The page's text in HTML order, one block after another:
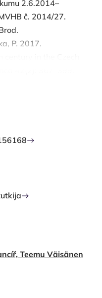
2.6.2014–
č. 2014/27.
P. 2017.
2-1
in South
& L, Rytíř (eds.)
Červený
v
1939-1945.
protektorátem:
letectva nad českými
20. století. P.
20. století. Přístupy –
Teemu Väisänen